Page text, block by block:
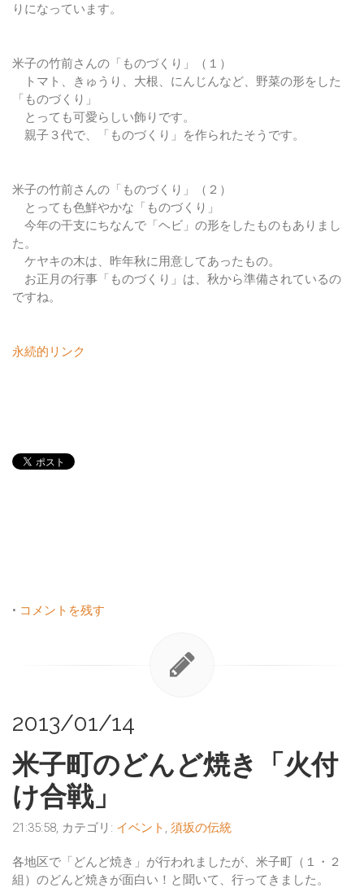
りになっています。
米子の竹前さんの「ものづくり」（１）
トマト、きゅうり、大根、にんじんなど、野菜の形をした
「ものづくり」
とっても可愛らしい飾りです。
親子３代で、「ものづくり」を作られたそうです。
米子の竹前さんの「ものづくり」（２）
とっても色鮮やかな「ものづくり」
今年の干支にちなんで「ヘビ」の形をしたものもありまし
た。
ケヤキの木は、昨年秋に用意してあったもの。
お正月の行事「ものづくり」は、秋から準備されているの
ですね。
永続的リンク
• コメントを残す
2013/01/14
米子町のどんど焼き「火付
け合戦」
21:35:58, カテゴリ: イベント , 須坂の伝統
各地区で「どんど焼き」が行われましたが、 米子町（１・２
組）のどんど焼き が面白い！と聞いて、行ってきました。